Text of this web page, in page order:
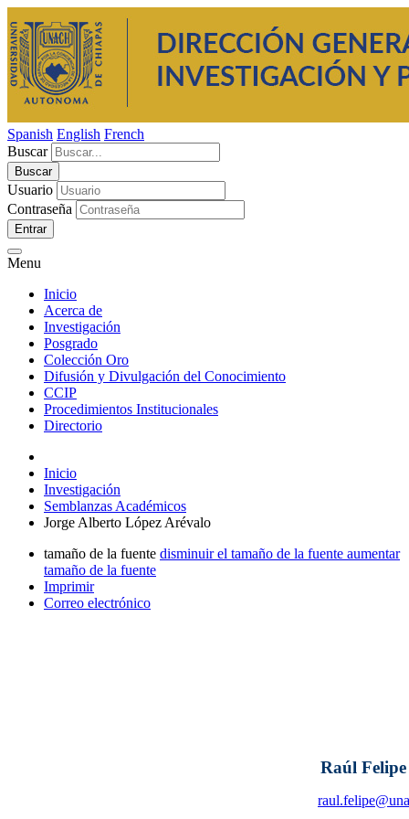
Spanish English French
Buscar
Usuario
Contraseña
Entrar
Menu
Inicio
Acerca de
Investigación
Posgrado
Colección Oro
Difusión y Divulgación del Conocimiento
CCIP
Procedimientos Institucionales
Directorio
Inicio
Investigación
Semblanzas Académicos
Jorge Alberto López Arévalo
tamaño de la fuente disminuir el tamaño de la fuente aumentar
tamaño de la fuente
Imprimir
Correo electrónico
Raúl Felipe